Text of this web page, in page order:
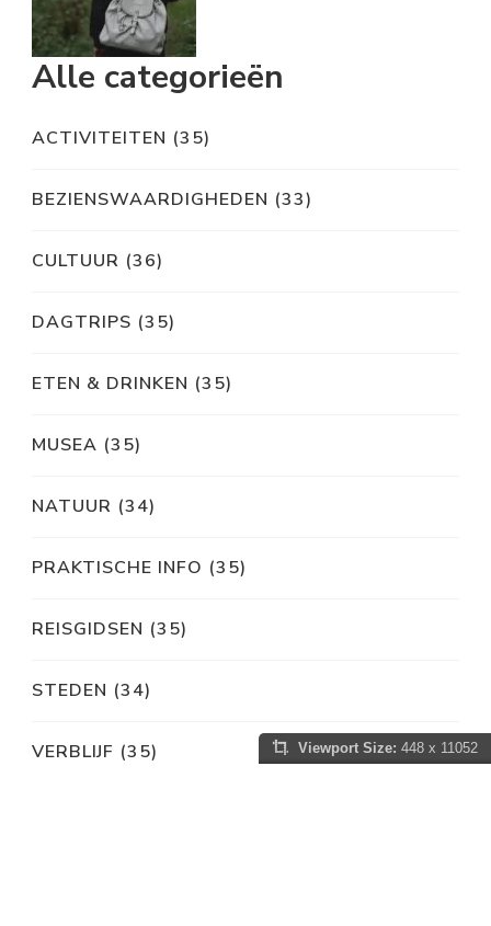
Alle categorieën
ACTIVITEITEN (35)
BEZIENSWAARDIGHEDEN (33)
CULTUUR (36)
DAGTRIPS (35)
ETEN & DRINKEN (35)
MUSEA (35)
NATUUR (34)
PRAKTISCHE INFO (35)
REISGIDSEN (35)
STEDEN (34)
VERBLIJF (35) Viewport Size: 448 x 11052